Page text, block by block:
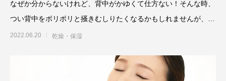
なぜか分からないけれど、背中がかゆくて仕方ない！そんな時、
つい背中をボリボリと掻きむしりたくなるかもしれませんが、そ
れでは症状が悪化するば
2022.06.20 乾燥・保湿